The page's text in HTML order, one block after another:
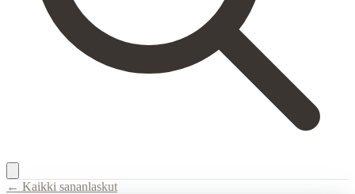
← Kaikki sananlaskut